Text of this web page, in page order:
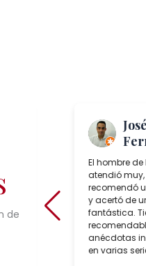
de
El hombre
atendió muy,
recomendó
y acertó de
fantástica.
anécdotas
en varias